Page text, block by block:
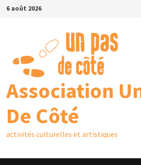
6 août 2026
Association
De Côté
activités culturelles et artistiques